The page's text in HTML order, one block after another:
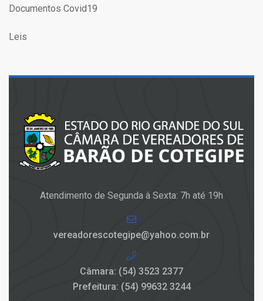
Documentos Covid19
Leis
Atendimento de Segunda à Sexta: 7h até 19h
vereadorescotegipe@yahoo.com.br
Câmara: (54) 3523 2377
Prefeitura: (54) 99632 3244